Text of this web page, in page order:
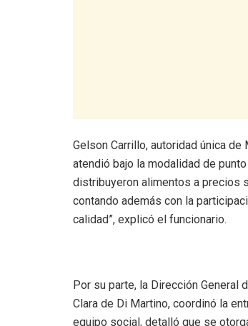
Gelson Carrillo, autoridad única
atendió bajo la modalidad de
distribuyeron alimentos a precios
contando además con la
calidad”, explicó el funcionario.
Por su parte, la Dirección General
Clara de Di Martino, coordinó la
equipo social, detalló que se